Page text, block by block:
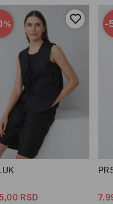
%
00 RSD
-